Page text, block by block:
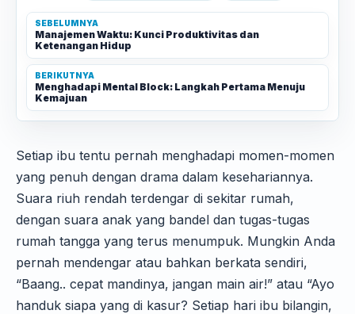
SEBELUMNYA
Manajemen Waktu: Kunci Produktivitas dan
Ketenangan Hidup
BERIKUTNYA
Menghadapi Mental Block: Langkah Pertama Menuju
Kemajuan
Setiap ibu tentu pernah menghadapi momen-momen
yang penuh dengan drama dalam kesehariannya.
Suara riuh rendah terdengar di sekitar rumah,
dengan suara anak yang bandel dan tugas-tugas
rumah tangga yang terus menumpuk. Mungkin Anda
pernah mendengar atau bahkan berkata sendiri,
“Baang.. cepat mandinya, jangan main air!” atau “Ayo
handuk siapa yang di kasur? Setiap hari ibu bilangin,